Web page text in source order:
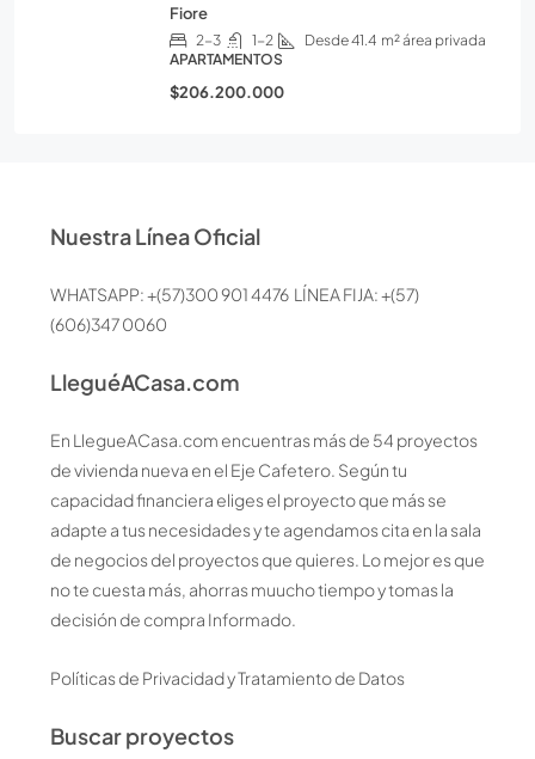
Fiore
2-3 1-2 Desde 41.4 m² área privada
APARTAMENTOS
$206.200.000
Nuestra Línea Oficial
WHATSAPP: +(57)300 901 4476 LÍNEA FIJA: +(57)
(606)347 0060
LleguéACasa.com
En LlegueACasa.com encuentras más de 54 proyectos
de vivienda nueva en el Eje Cafetero. Según tu
capacidad financiera eliges el proyecto que más se
adapte a tus necesidades y te agendamos cita en la sala
de negocios del proyectos que quieres. Lo mejor es que
no te cuesta más, ahorras muucho tiempo y tomas la
decisión de compra Informado.
Políticas de Privacidad y Tratamiento de Datos
Buscar proyectos